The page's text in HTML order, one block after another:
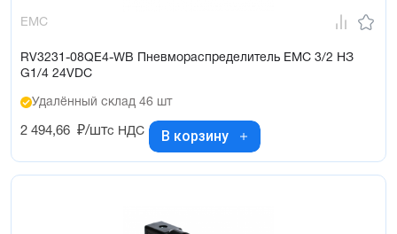
EMC
RV3231-08QE4-WB Пневмораспределитель EMC 3/2 НЗ
G1/4 24VDC
Удалённый склад 46 шт
2 494,66 ₽/штс НДС В корзину